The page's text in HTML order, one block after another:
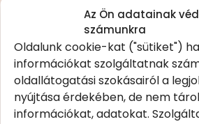
Az Ön adatainak
számunkra
Oldalunk cookie-kat ("sütiket")
információkat szolgáltatnak
oldallátogatási szokásairól a
nyújtása érdekében, de nem
információkat, adatokat.
GS